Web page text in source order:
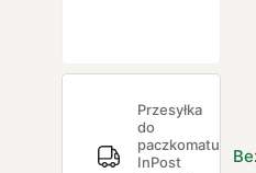
Przesyłka
do
paczkomatu
InPost